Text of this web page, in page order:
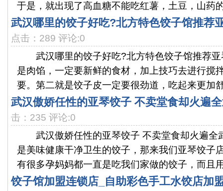
于是，就出现了高血糖不能吃红薯，土豆，山药
武汉哪里的饺子好吃?北方特色饺子馆推荐
点击：289 评论:0
武汉哪里的饺子好吃?北方特色饺子馆推荐亚
是肉馅，一定要新鲜的食材，加上技巧去进行搅
要。第二就是饺子皮一定要很劲道，吃起来更加
武汉傲娇任性的亚琴饺子 不卖堂食却火遍
击：235 评论:0
武汉傲娇任性的亚琴饺子 不卖堂食却火遍全
是美味健康干净卫生的饺子，那来我们亚琴饺子
有很多孕妈妈都一直是吃我们家做的饺子，而且
饺子馆加盟连锁店_自助彩色手工水饺店加